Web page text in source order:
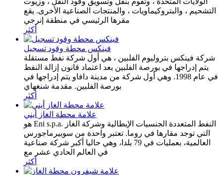
التشحيم ، والبتروكيماويات ، والمنتجات الصناعية الأخرى. يقع
مقرها الرئيسي في منطقة إنرجي
أكثر
فينكس محطة وقود تسجيل
شركة فينكس بتروليوم الفلبين ، هي أول شركة نفط مستقلة
يتم إدراجها في بورصة الفلبين بعد اعتماد قانون إزالة النفط
في عام 1998. وهي أول شركة من مدينة دافاو يتم إدراجها في
بورصة الفلبين. مقدمة شنغهاي
أكثر
علامة محطة الغاز أيني
هو Eni s.p.a. النفط المتعددة الجنسيات الإيطالية وشركة الغاز
التي توجد مقارها في روما. تعتبر واحدة من سوبيرماجورس
العالمية، بعمليات في 79 بلدا، وهي حاليا أكبر شركة صناعية
في العالم الحادي عشر مع
أكثر